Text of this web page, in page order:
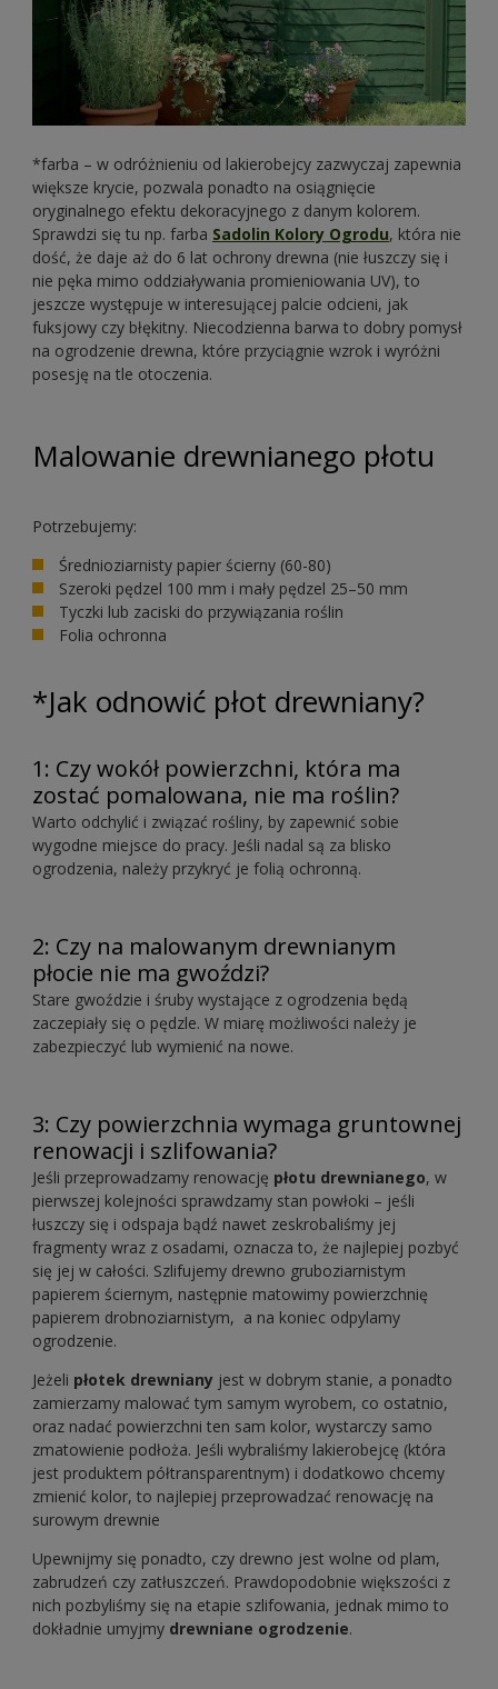
*farba – w odróżnieniu od lakierobejcy zazwyczaj zapewnia
większe krycie, pozwala ponadto na osiągnięcie
oryginalnego efektu dekoracyjnego z danym kolorem.
Sprawdzi się tu np. farba Sadolin Kolory Ogrodu, która nie
dość, że daje aż do 6 lat ochrony drewna (nie łuszczy się i
nie pęka mimo oddziaływania promieniowania UV), to
jeszcze występuje w interesującej palcie odcieni, jak
fuksjowy czy błękitny. Niecodzienna barwa to dobry pomysł
na ogrodzenie drewna, które przyciągnie wzrok i wyróżni
posesję na tle otoczenia.
Malowanie drewnianego płotu
Potrzebujemy:
Średnioziarnisty papier ścierny (60-80)
Szeroki pędzel 100 mm i mały pędzel 25–50 mm
Tyczki lub zaciski do przywiązania roślin
Folia ochronna
*Jak odnowić płot drewniany?
1: Czy wokół powierzchni, która ma
zostać pomalowana, nie ma roślin?
Warto odchylić i związać rośliny, by zapewnić sobie
wygodne miejsce do pracy. Jeśli nadal są za blisko
ogrodzenia, należy przykryć je folią ochronną.
2: Czy na malowanym drewnianym
płocie nie ma gwoździ?
Stare gwoździe i śruby wystające z ogrodzenia będą
zaczepiały się o pędzle. W miarę możliwości należy je
zabezpieczyć lub wymienić na nowe.
3: Czy powierzchnia wymaga gruntownej
renowacji i szlifowania?
Jeśli przeprowadzamy renowację płotu drewnianego, w
pierwszej kolejności sprawdzamy stan powłoki – jeśli
łuszczy się i odspaja bądź nawet zeskrobaliśmy jej
fragmenty wraz z osadami, oznacza to, że najlepiej pozbyć
się jej w całości. Szlifujemy drewno gruboziarnistym
papierem ściernym, następnie matowimy powierzchnię
papierem drobnoziarnistym, a na koniec odpylamy
ogrodzenie.
Jeżeli płotek drewniany jest w dobrym stanie, a ponadto
zamierzamy malować tym samym wyrobem, co ostatnio,
oraz nadać powierzchni ten sam kolor, wystarczy samo
zmatowienie podłoża. Jeśli wybraliśmy lakierobejcę (która
jest produktem półtransparentnym) i dodatkowo chcemy
zmienić kolor, to najlepiej przeprowadzać renowację na
surowym drewnie
Upewnijmy się ponadto, czy drewno jest wolne od plam,
zabrudzeń czy zatłuszczeń. Prawdopodobnie większości z
nich pozbyliśmy się na etapie szlifowania, jednak mimo to
dokładnie umyjmy drewniane ogrodzenie.